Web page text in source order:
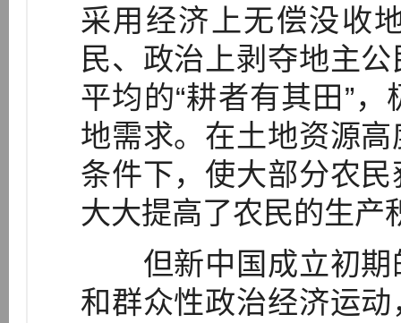
采用经济上无偿没收
民、政治上剥夺地主
平均的“耕者有其田”
地需求。在土地资源
条件下，使大部分农
大大提高了农民的生产
但新中国成立初期
和群众性政治经济运